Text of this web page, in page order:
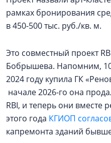
рамках бронирования
в 450-500 тыс. руб./кв. м.
Это совместный проект
Бобрышева. Напомним,
2024 году купила ГК
начале 2026-го она
RBI, и теперь они вместе
этого года КГИОП
капремонта зданий